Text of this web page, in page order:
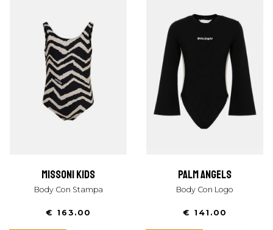
missoni kids
Body Con Stampa
€ 163.00
palm angels
Body Con Logo
€ 141.00